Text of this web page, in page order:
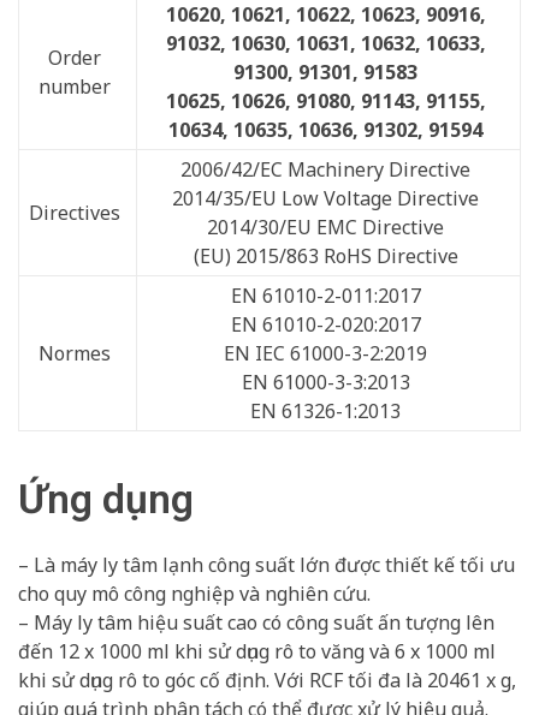
Order
number
10620, 10621, 10622, 10623, 90916,
91032, 10630, 10631, 10632, 10633,
91300, 91301, 91583
10625, 10626, 91080, 91143, 91155,
10634, 10635, 10636, 91302, 91594
Directives
2006/42/EC Machinery Directive
2014/35/EU Low Voltage Directive
2014/30/EU EMC Directive
(EU) 2015/863 RoHS Directive
Normes
EN 61010-2-011:2017
EN 61010-2-020:2017
EN IEC 61000-3-2:2019
EN 61000-3-3:2013
EN 61326-1:2013
Ứng dụng
– Là máy ly tâm lạnh công suất lớn được thiết kế tối ưu
cho quy mô công nghiệp và nghiên cứu.
– Máy ly tâm hiệu suất cao có công suất ấn tượng lên
đến 12 x 1000 ml khi sử dụng rô to văng và 6 x 1000 ml
khi sử dụng rô to góc cố định. Với RCF tối đa là 20461 x g,
giúp quá trình phân tách có thể được xử lý hiệu quả.